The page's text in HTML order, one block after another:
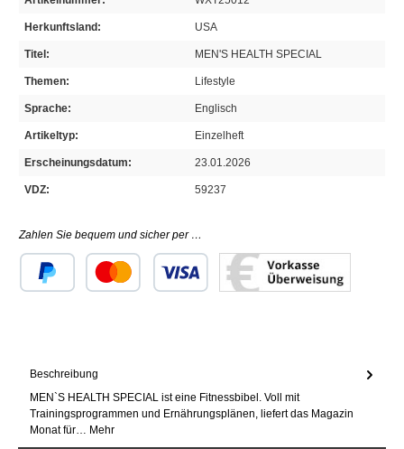
Herkunftsland: USA
Titel: MEN'S HEALTH SPECIAL
Themen: Lifestyle
Sprache: Englisch
Artikeltyp: Einzelheft
Erscheinungsdatum: 23.01.2026
VDZ: 59237
Zahlen Sie bequem und sicher per …
Beschreibung
MEN`S HEALTH SPECIAL ist eine Fitnessbibel. Voll mit
Trainingsprogrammen und Ernährungsplänen, liefert das Magazin
Monat für… Mehr